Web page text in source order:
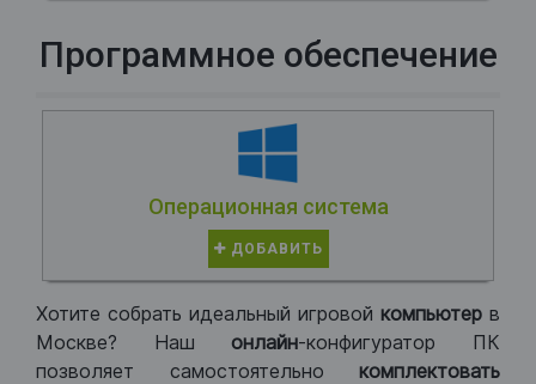
Программное обеспечение
Операционная система
ДОБАВИТЬ
Хотите собрать идеальный игровой компьютер в
Москве? Нашонлайн-конфигуратор ПК
позволяет самостоятельно комплектовать